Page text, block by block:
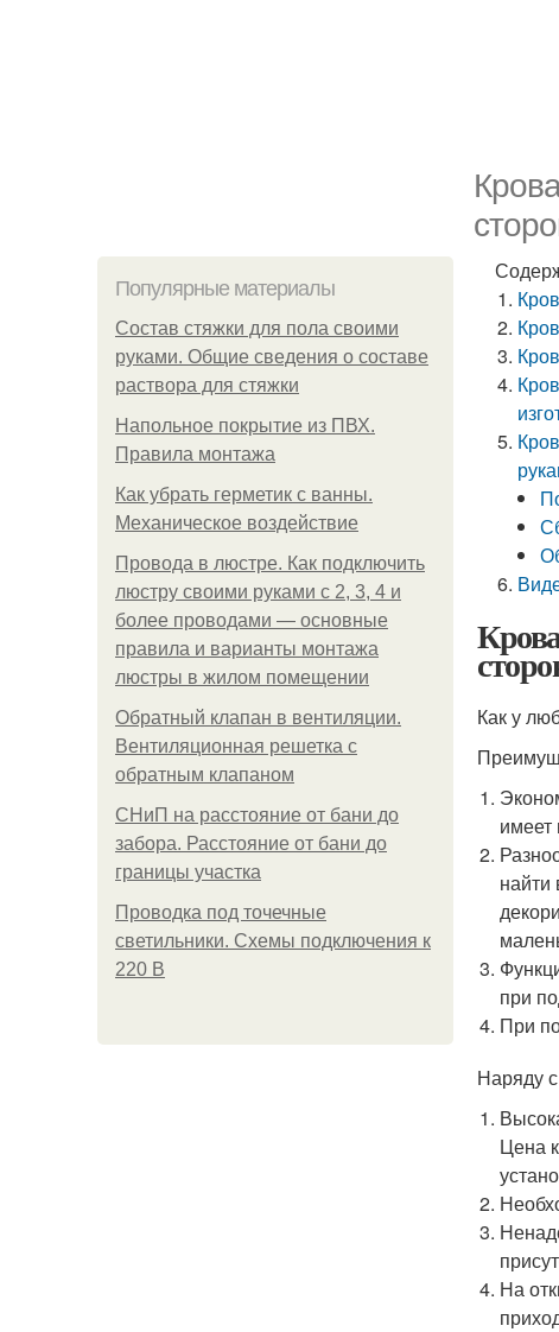
Популярные материалы
Состав стяжки для пола своими
руками. Общие сведения о составе
раствора для стяжки
Напольное покрытие из ПВХ.
Правила монтажа
Как убрать герметик с ванны.
Механическое воздействие
Провода в люстре. Как подключить
люстру своими руками с 2, 3, 4 и
более проводами — основные
правила и варианты монтажа
люстры в жилом помещении
Обратный клапан в вентиляции.
Вентиляционная решетка с
обратным клапаном
СНиП на расстояние от бани до
забора. Расстояние от бани до
границы участка
Проводка под точечные
светильники. Схемы подключения к
220 В
Как у
имеет
найти
при
При
Наряду
Цена
На